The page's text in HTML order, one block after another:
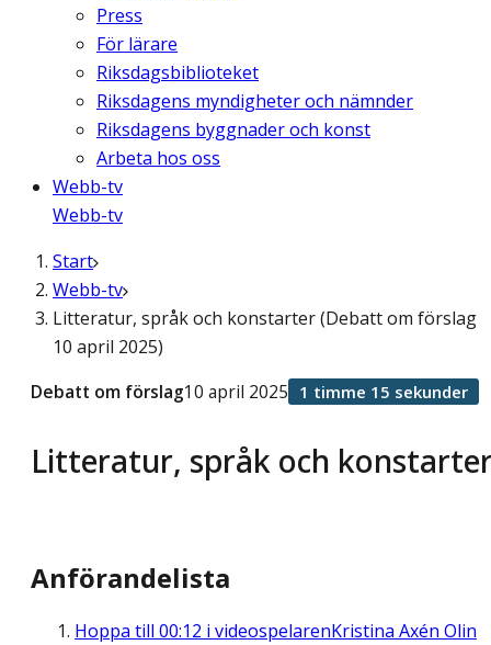
Press
För lärare
Riksdagsbiblioteket
Riksdagens myndigheter och nämnder
Riksdagens byggnader och konst
Arbeta hos oss
Webb-tv
Webb-tv
Start
Webb-tv
Litteratur, språk och konstarter (Debatt om förslag
10 april 2025)
Litteratur, språk och
Debatt om förslag10 april 2025 1 timme 15 sekunder
Anförandelista
Hoppa till 00:12 i videospelarenKristina Axén Olin